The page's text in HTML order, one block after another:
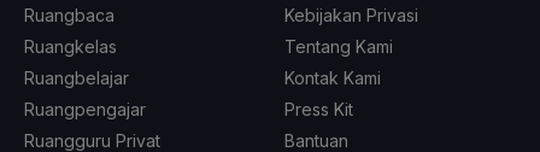
Ruangbaca
Ruangkelas
Ruangbelajar
Ruangpengajar
Ruangguru Privat
Kebijakan Privasi
Tentang Kami
Kontak Kami
Press Kit
Bantuan